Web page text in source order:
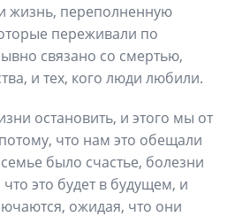
жизнь, переполненную
переживали по
связано со смертью,
и тех, кого люди любили.
остановить, и этого мы от
что нам это обещали
было счастье, болезни
это будет в будущем, и
ожидая, что они